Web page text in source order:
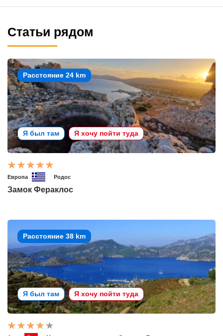
Статьи рядом
Расстояние 24 km
Я был там Я хочу пойти туда
Европа Родос
Замок Фераклос
Расстояние 38 km
Я был там Я хочу пойти туда